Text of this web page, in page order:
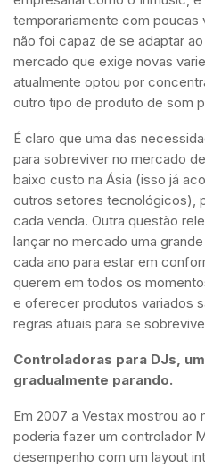
temporariamente com poucas
não foi capaz de se adaptar
mercado que exige novas
atualmente optou por
outro tipo de produto de som
É claro que uma das
para sobreviver no mercado
baixo custo na Ásia (isso já
outros setores tecnológicos),
cada venda. Outra questão
lançar no mercado uma
cada ano para estar em
querem em todos os
e oferecer produtos variados
regras atuais para se
Controladoras para DJs,
gradualmente parando.
Em 2007 a Vestax mostrou ao
poderia fazer um controlador
desempenho com um layout